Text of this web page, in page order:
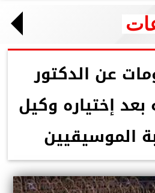
عن الدكتور
بعد إختياره وكيل
الموسيقيين